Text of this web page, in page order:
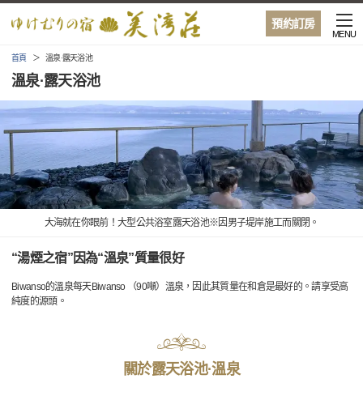
預約訂房
MENU
首頁 溫泉·露天浴池
溫泉·露天浴池
大海就在你眼前！大型公共浴室露天浴池※因男子堤岸施工而關閉。
“湯煙之宿”因為“溫泉”質量很好
Biwanso的溫泉每天Biwanso （90噸）溫泉，因此其質量在和倉是最好的。請享受高
純度的源頭。
關於露天浴池·溫泉